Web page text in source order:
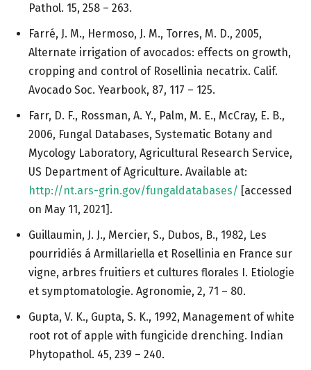
Pathol. 15, 258 – 263.
Farré, J. M., Hermoso, J. M., Torres, M. D., 2005,
Alternate irrigation of avocados: effects on growth,
cropping and control of Rosellinia necatrix. Calif.
Avocado Soc. Yearbook, 87, 117 – 125.
Farr, D. F., Rossman, A. Y., Palm, M. E., McCray, E. B.,
2006, Fungal Databases, Systematic Botany and
Mycology Laboratory, Agricultural Research Service,
US Department of Agriculture. Available at:
http://nt.ars-grin.gov/fungaldatabases/ [accessed
on May 11, 2021].
Guillaumin, J. J., Mercier, S., Dubos, B., 1982, Les
pourridiés á Armillariella et Rosellinia en France sur
vigne, arbres fruitiers et cultures florales I. Etiologie
et symptomatologie. Agronomie, 2, 71 – 80.
Gupta, V. K., Gupta, S. K., 1992, Management of white
root rot of apple with fungicide drenching. Indian
Phytopathol. 45, 239 – 240.